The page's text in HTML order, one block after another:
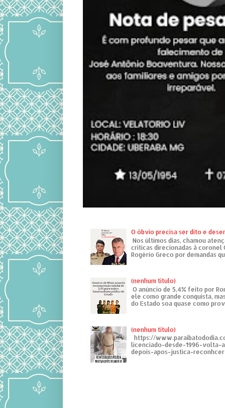
O óbvio precisa ser dito e
Nos últimos dias, chamou
críticas direcionadas à coronel
Rogério Greco por demandas
(nenhum título)
O anúncio de 5,4% feito por
ele como grande conquista,
do Estado soa quase como
(nenhum título)
https://
licenciado-desde-1996-volta-
depois-apos-justica-